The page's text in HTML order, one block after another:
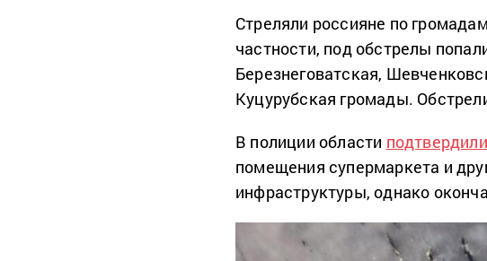
Стреляли россияне по
частности, под обстрелы
Березнеговатская,
Куцурубская громады.
В полиции области подтвердили
помещения супермаркета и
инфраструктуры, однако